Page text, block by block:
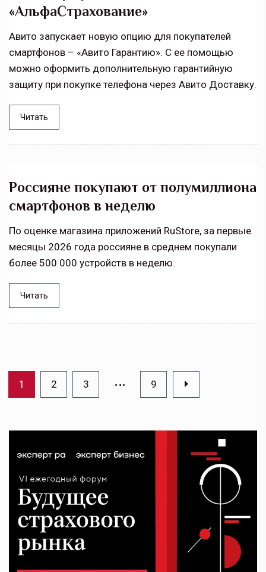
«АльфаСтрахование»
Авито запускает новую опцию для покупателей
смартфонов – «Авито Гарантию». С ее помощью
можно оформить дополнительную гарантийную
защиту при покупке телефона через Авито Доставку.
Читать
Россияне покупают от полумиллиона
смартфонов в неделю
По оценке магазина приложений RuStore, за первые
месяцы 2026 года россияне в среднем покупали
более 500 000 устройств в неделю.
Читать
1 2 3 … 9